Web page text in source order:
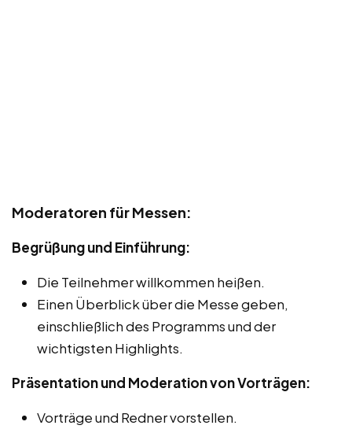
Moderatoren für Messen:
Begrüßung und Einführung:
Die Teilnehmer willkommen heißen.
Einen Überblick über die Messe geben,
einschließlich des Programms und der
wichtigsten Highlights.
Präsentation und Moderation von Vorträgen:
Vorträge und Redner vorstellen.